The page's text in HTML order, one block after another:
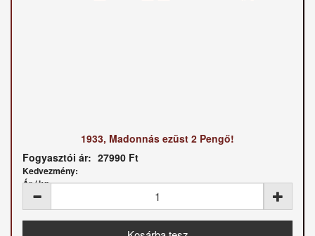
1933, Madonnás ezüst 2 Pengő!
Fogyasztói ár: 27990 Ft
Kedvezmény:
Ár / kg: